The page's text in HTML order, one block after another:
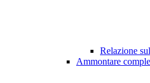
Relazione
Ammontare